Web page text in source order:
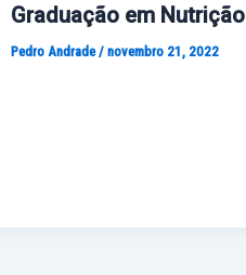
Graduação em Nutrição
Pedro Andrade/novembro 21, 2022